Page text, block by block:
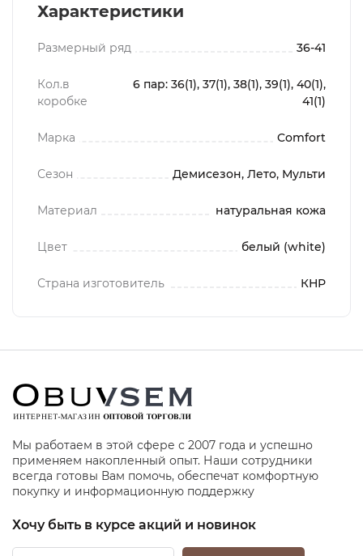
Характеристики
Размерный ряд 36-41
Кол.в
коробке
6 пар: 36(1), 37(1), 38(1), 39(1), 40(1),
41(1)
Марка Comfort
Сезон Демисезон, Лето, Мульти
Материал натуральная кожа
Цвет белый (white)
Страна изготовитель КНР
Мы работаем в этой сфере с 2007 года и успешно
применяем накопленный опыт. Наши сотрудники
всегда готовы Вам помочь, обеспечат комфортную
покупку и информационную поддержку
Хочу быть в курсе акций и новинок